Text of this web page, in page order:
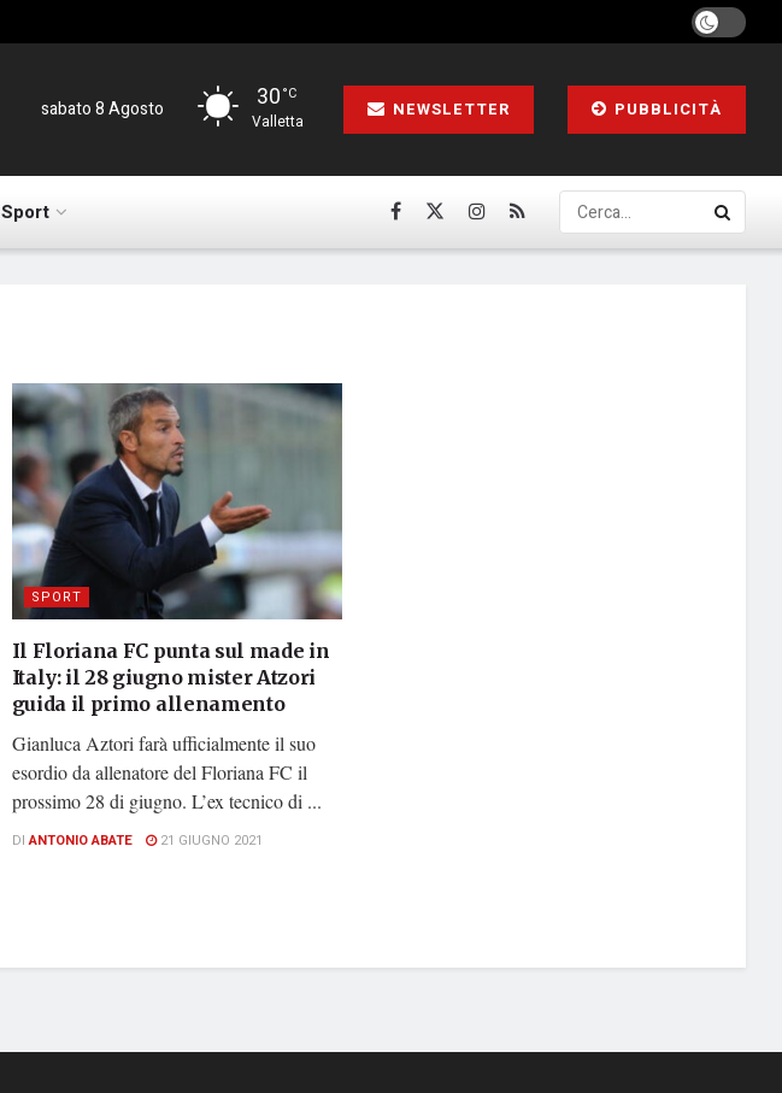
sabato 8 Agosto 30°C
Valletta
NEWSLETTER PUBBLICITÀ
Sport
SPORT
Il Floriana FC punta sul made in
Italy: il 28 giugno mister Atzori
guida il primo allenamento
Gianluca Aztori farà ufficialmente il suo
esordio da allenatore del Floriana FC il
prossimo 28 di giugno. L’ex tecnico di ...
DI ANTONIO ABATE 21 GIUGNO 2021